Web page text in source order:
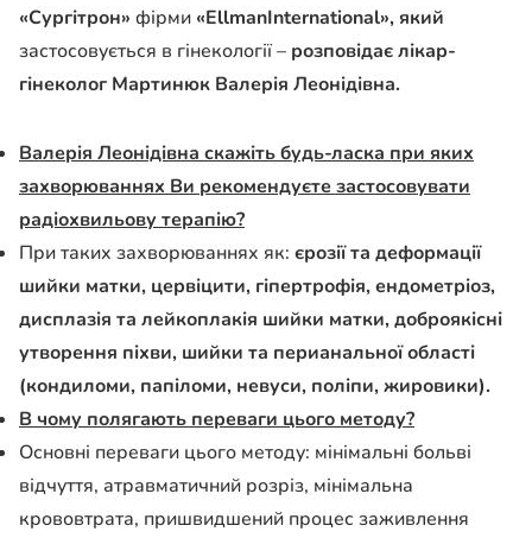
«Сургітрон» фірми «EllmanInternational», який
застосовується в гінекології – розповідає лікар-
гінеколог Мартинюк Валерія Леонідівна.
Валерія Леонідівна скажіть будь-ласка при яких
захворюваннях Ви рекомендуєте застосовувати
радіохвильову терапію?
При таких захворюваннях як: єрозії та деформації
шийки матки, цервіцити, гіпертрофія, ендометріоз,
дисплазія та лейкоплакія шийки матки, доброякісні
утворення піхви, шийки та перианальної області
(кондиломи, папіломи, невуси, поліпи, жировики).
В чому полягають переваги цього методу?
Основні переваги цього методу: мінімальні больві
відчуття, атравматичний розріз, мінімальна
крововтрата, пришвидшений процес заживлення